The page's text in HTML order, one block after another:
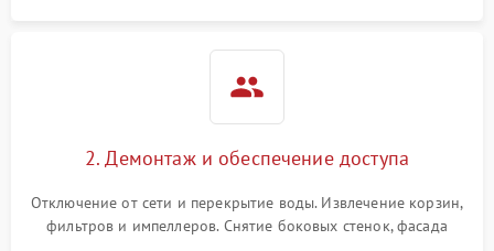
2. Демонтаж и обеспечение доступа
Отключение от сети и перекрытие воды. Извлечение корзин,
фильтров и импеллеров. Снятие боковых стенок, фасада